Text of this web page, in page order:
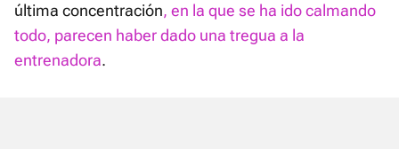
última concentración, en la que se ha ido calmando
todo, parecen haber dado una tregua a la
entrenadora.